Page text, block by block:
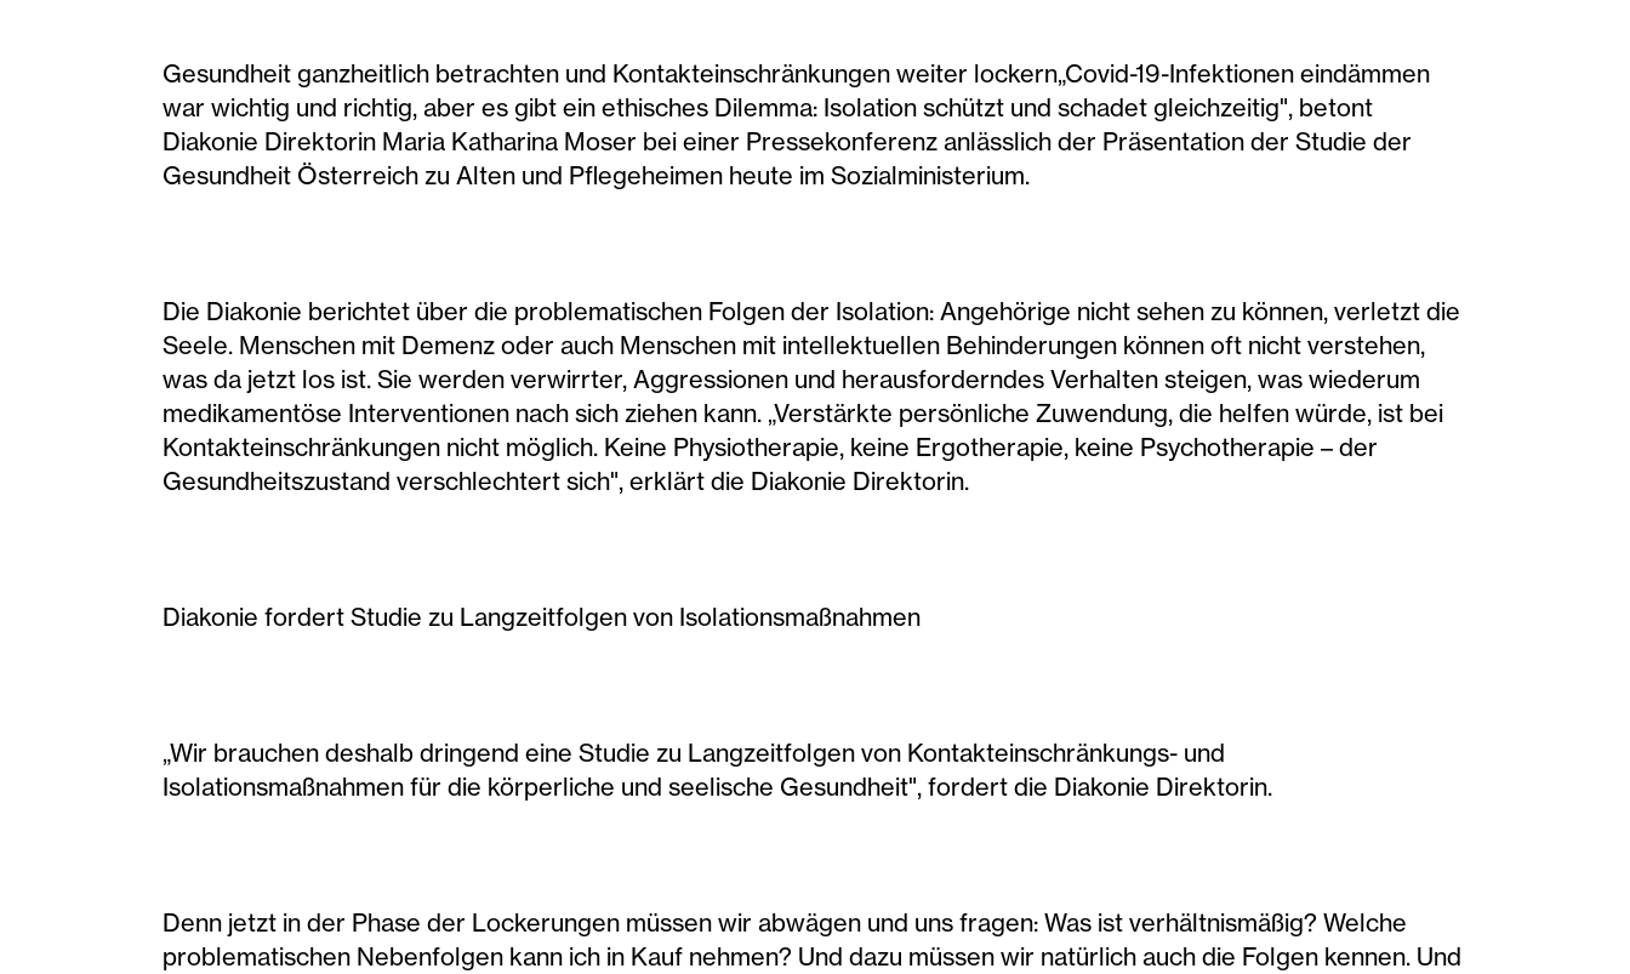
Gesundheit ganzheitlich betrachten und Kontakteinschränkungen weiter lockern„Covid-19-Infektionen eindämmen
war wichtig und richtig, aber es gibt ein ethisches Dilemma: Isolation schützt und schadet gleichzeitig", betont
Diakonie Direktorin Maria Katharina Moser bei einer Pressekonferenz anlässlich der Präsentation der Studie der
Gesundheit Österreich zu Alten und Pflegeheimen heute im Sozialministerium.
Die Diakonie berichtet über die problematischen Folgen der Isolation: Angehörige nicht sehen zu können, verletzt die
Seele. Menschen mit Demenz oder auch Menschen mit intellektuellen Behinderungen können oft nicht verstehen,
was da jetzt los ist. Sie werden verwirrter, Aggressionen und herausforderndes Verhalten steigen, was wiederum
medikamentöse Interventionen nach sich ziehen kann. „Verstärkte persönliche Zuwendung, die helfen würde, ist bei
Kontakteinschränkungen nicht möglich. Keine Physiotherapie, keine Ergotherapie, keine Psychotherapie – der
Gesundheitszustand verschlechtert sich", erklärt die Diakonie Direktorin.
Diakonie fordert Studie zu Langzeitfolgen von Isolationsmaßnahmen
„Wir brauchen deshalb dringend eine Studie zu Langzeitfolgen von Kontakteinschränkungs- und
Isolationsmaßnahmen für die körperliche und seelische Gesundheit", fordert die Diakonie Direktorin.
Denn jetzt in der Phase der Lockerungen müssen wir abwägen und uns fragen: Was ist verhältnismäßig? Welche
problematischen Nebenfolgen kann ich in Kauf nehmen? Und dazu müssen wir natürlich auch die Folgen kennen. Und